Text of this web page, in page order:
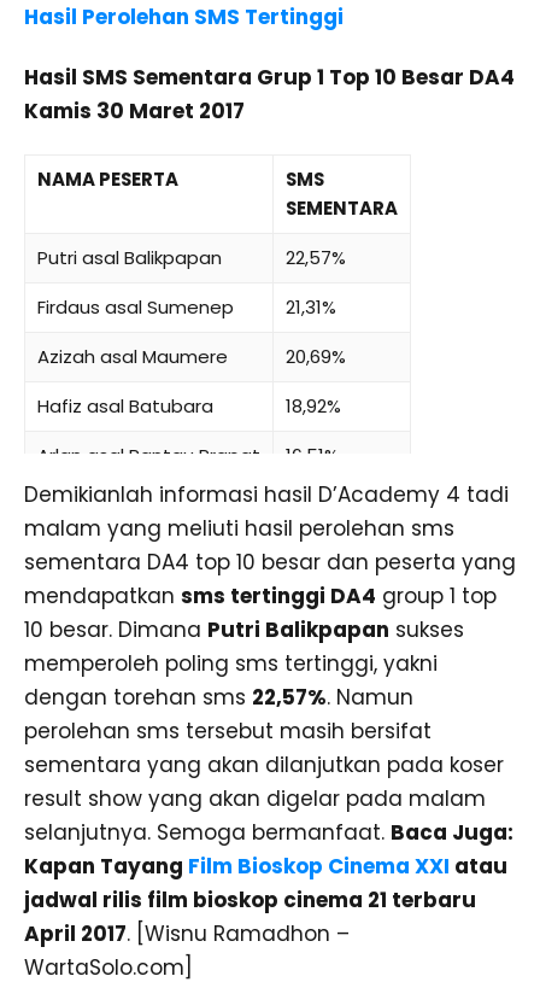
Hasil Perolehan SMS Tertinggi
Hasil SMS Sementara Grup 1 Top 10 Besar DA4
Kamis 30 Maret 2017
NAMA PESERTA
SMS
SEMENTARA
Putri asal Balikpapan
22,57%
Firdaus asal Sumenep
21,31%
Azizah asal Maumere
20,69%
Hafiz asal Batubara
18,92%
Arlan asal Rantau Prapat
16,51%
Demikianlah informasi hasil D’Academy 4 tadi
malam yang meliuti hasil perolehan sms
sementara DA4 top 10 besar dan peserta yang
mendapatkan sms tertinggi DA4 group 1 top
10 besar. Dimana Putri Balikpapan sukses
memperoleh poling sms tertinggi, yakni
dengan torehan sms 22,57%. Namun
perolehan sms tersebut masih bersifat
sementara yang akan dilanjutkan pada koser
result show yang akan digelar pada malam
selanjutnya. Semoga bermanfaat. Baca Juga:
Kapan Tayang Film Bioskop Cinema XXI atau
jadwal rilis film bioskop cinema 21 terbaru
April 2017. [Wisnu Ramadhon –
WartaSolo.com]